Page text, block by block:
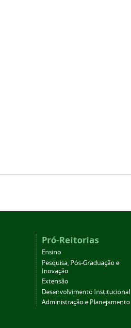
Pró-Reitorias
Ensino
Pesquisa, Pós-Graduação e
Inovação
Extensão
Desenvolvimento Institucional
Administração e Planejamento